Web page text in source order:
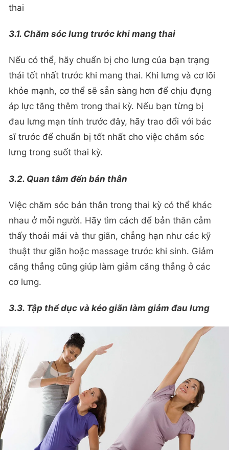
thai
3.1. Chăm sóc lưng trước khi mang thai
Nếu có thể, hãy chuẩn bị cho lưng của bạn trạng
thái tốt nhất trước khi mang thai. Khi lưng và cơ lõi
khỏe mạnh, cơ thể sẽ sẵn sàng hơn để chịu đựng
áp lực tăng thêm trong thai kỳ. Nếu bạn từng bị
đau lưng mạn tính trước đây, hãy trao đổi với bác
sĩ trước để chuẩn bị tốt nhất cho việc chăm sóc
lưng trong suốt thai kỳ.
3.2. Quan tâm đến bản thân
Việc chăm sóc bản thân trong thai kỳ có thể khác
nhau ở mỗi người. Hãy tìm cách để bản thân cảm
thấy thoải mái và thư giãn, chẳng hạn như các kỹ
thuật thư giãn hoặc massage trước khi sinh. Giảm
căng thẳng cũng giúp làm giảm căng thẳng ở các
cơ lưng.
3.3. Tập thể dục và kéo giãn làm giảm đau lưng